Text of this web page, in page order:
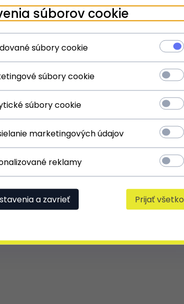
» Užite si zážitok z nakupovania «
súborov cookie
súbory cookie
súbory cookie
súbory cookie
marketingových údajov
reklamy
a zavrieť Prijať všetko